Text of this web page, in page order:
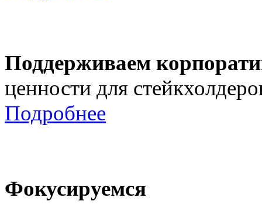
Поддерживаем
ценности для
Подробнее
Фокусируемся